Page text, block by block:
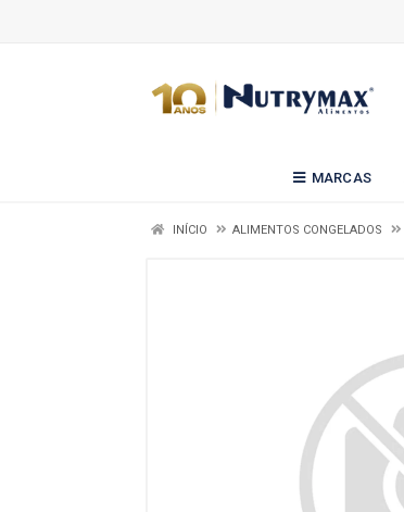
MARCAS
INÍCIO ALIMENTOS CONGELADOS